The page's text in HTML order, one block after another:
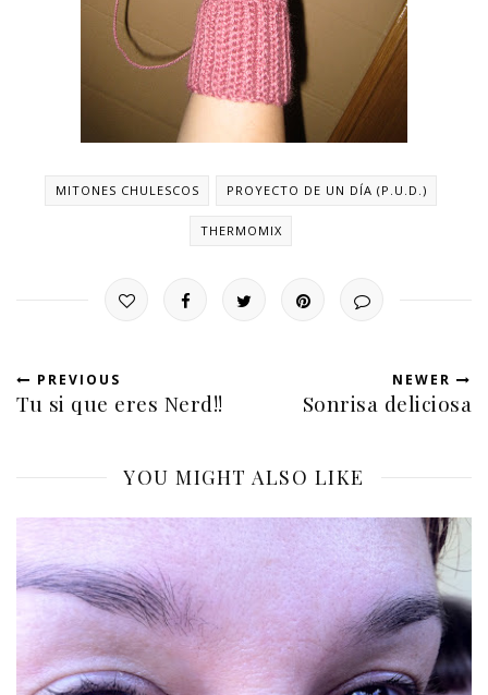
MITONES CHULESCOS PROYECTO DE UN DÍA (P.U.D.)
THERMOMIX
PREVIOUS
Tu si que eres Nerd!!
NEWER
Sonrisa deliciosa
YOU MIGHT ALSO LIKE